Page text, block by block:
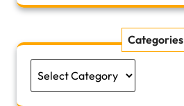
Categories